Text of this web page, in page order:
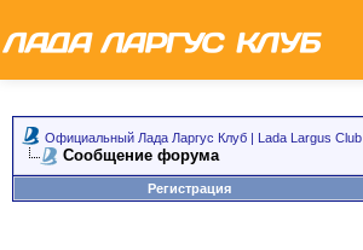
Официальный Лада Ларгус Клуб | Lada Largus Club
Сообщение форума
Регистрация